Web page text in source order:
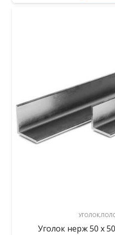
Уголок нерж 50 х